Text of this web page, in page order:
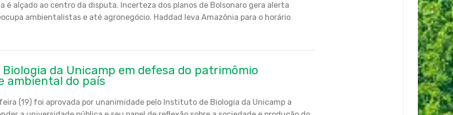
é alçado ao centro da disputa. Incerteza dos planos de Bolsonaro gera alerta
ambientalistas e até agronegócio. Haddad leva Amazônia para o horário
da Unicamp em defesa do patrimômio
ambiental do país
(19) foi aprovada por unanimidade pelo Instituto de Biologia da Unicamp a